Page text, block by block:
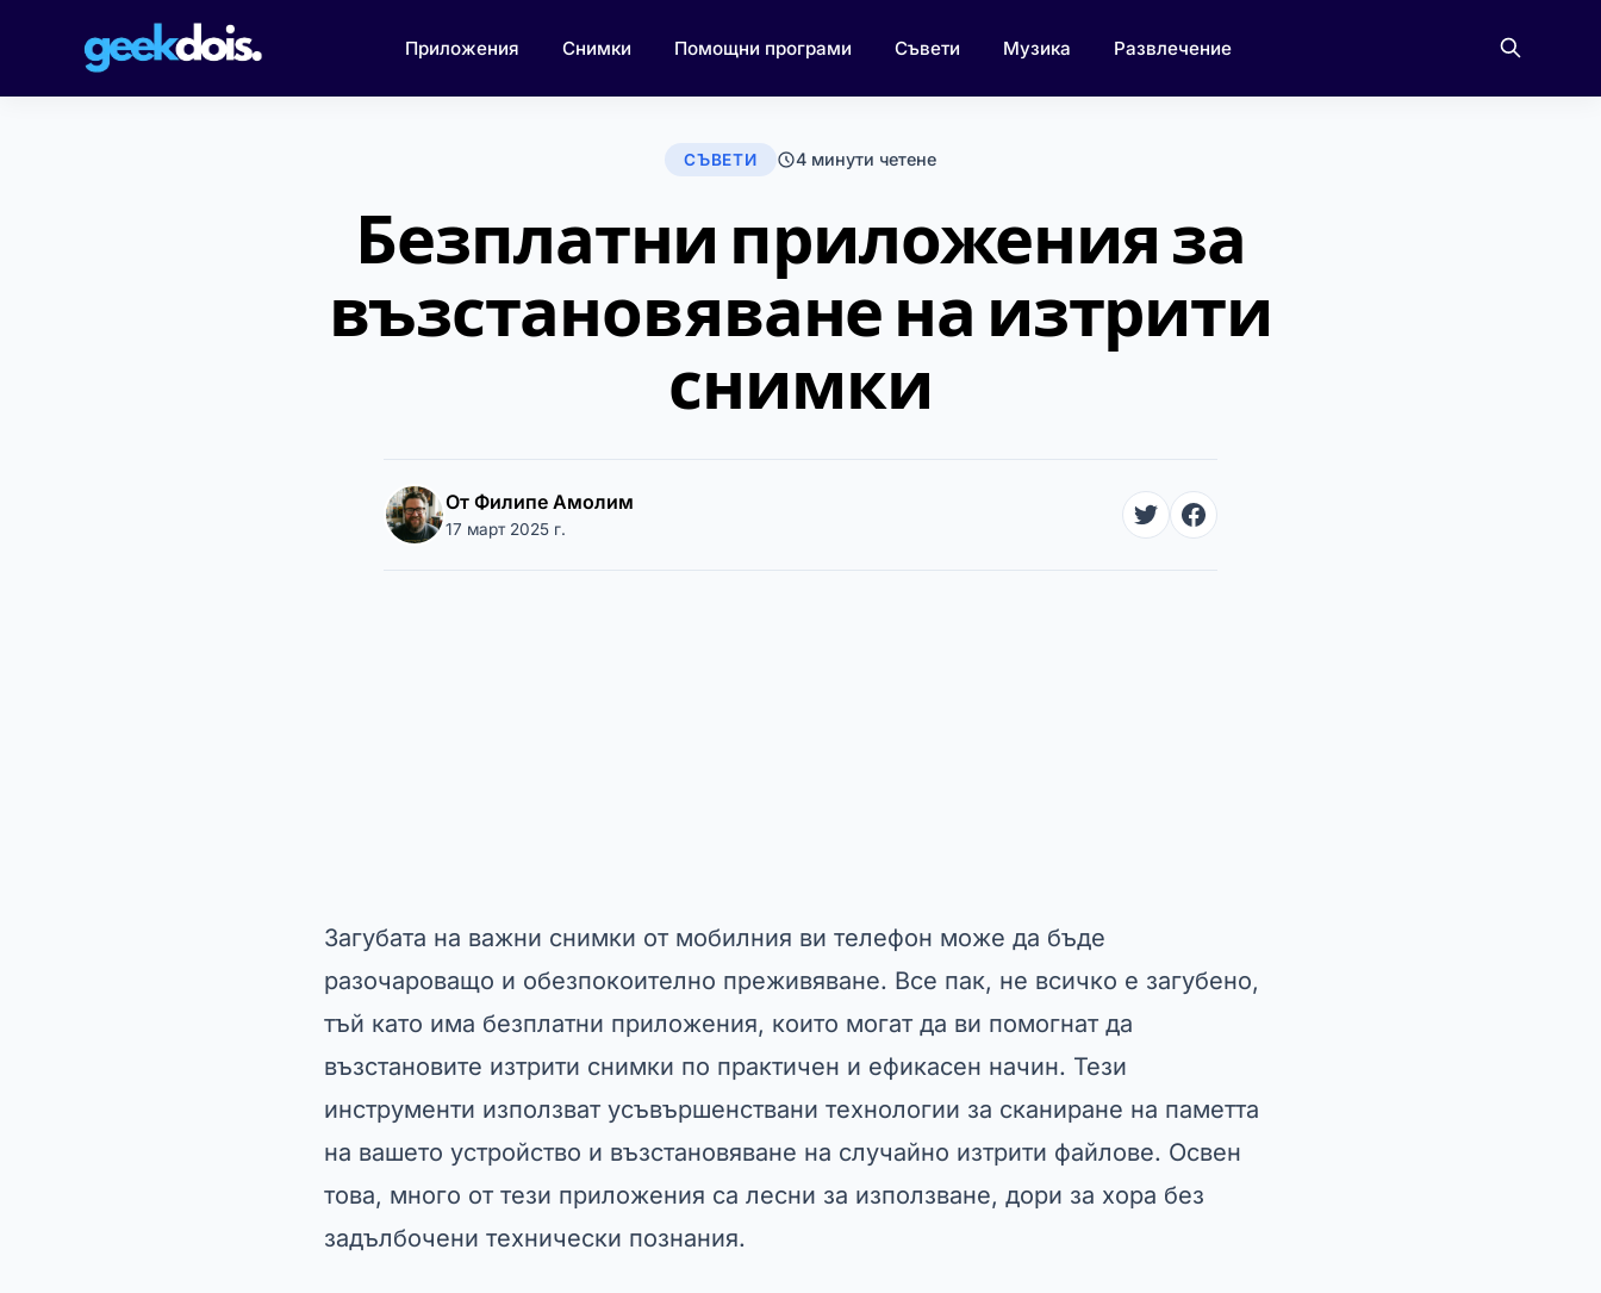
Приложения Снимки Помощни програми Съвети Музика Развлечение
СЪВЕТИ 4 минути четене
Безплатни приложения за
възстановяване на изтрити
снимки
От Филипе Амолим
17 март 2025 г.
Загубата на важни снимки от мобилния ви телефон може да бъде
разочароващо и обезпокоително преживяване. Все пак, не всичко е загубено,
тъй като има безплатни приложения, които могат да ви помогнат да
възстановите изтрити снимки по практичен и ефикасен начин. Тези
инструменти използват усъвършенствани технологии за сканиране на паметта
на вашето устройство и възстановяване на случайно изтрити файлове. Освен
това, много от тези приложения са лесни за използване, дори за хора без
задълбочени технически познания.